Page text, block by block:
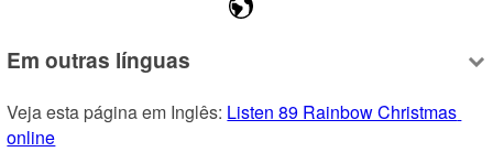
Em outras línguas
Veja esta página em Inglês: Listen 89 Rainbow Christmas
online